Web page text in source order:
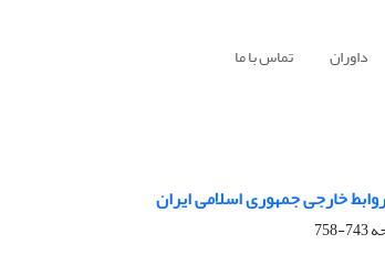
داوران تماس با ما
خارجی جمهوری اسلامی ایران
743-758